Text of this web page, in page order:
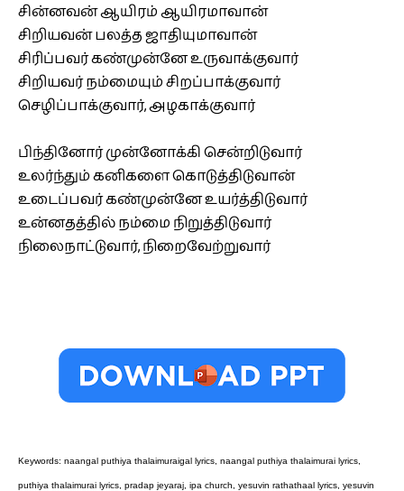
சின்னவன் ஆயிரம் ஆயிரமாவான்
சிறியவன் பலத்த ஜாதியுமாவான்
சிரிப்பவர் கண்முன்னே உருவாக்குவார்
சிறியவர் நம்மையும் சிறப்பாக்குவார்
செழிப்பாக்குவார், அழகாக்குவார்
பிந்தினோர் முன்னோக்கி சென்றிடுவார்
உலர்ந்தும் கனிகளை கொடுத்திடுவான்
உடைப்பவர் கண்முன்னே உயர்த்திடுவார்
உன்னதத்தில் நம்மை நிறுத்திடுவார்
நிலைநாட்டுவார், நிறைவேற்றுவார்
Keywords: naangal puthiya thalaimuraigal lyrics, naangal puthiya thalaimurai lyrics,
puthiya thalaimurai lyrics, pradap jeyaraj, ipa church, yesuvin rathathaal lyrics, yesuvin